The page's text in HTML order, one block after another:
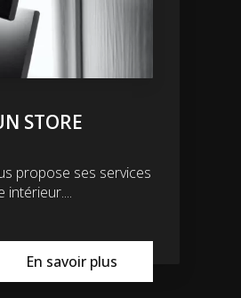
STORE
propose ses services
En savoir plus